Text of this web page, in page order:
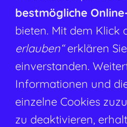
BÄDERBETRIEBE !
Zukunftsorientiertes
Wasserrutschenspaß mit
Folgen
Recht
Vorankündigung
bestmögliche
bieten. Mit dem Klick
erlauben“erklären
einverstanden.
Informationen und
einzelne Cookies
zu deaktivieren,